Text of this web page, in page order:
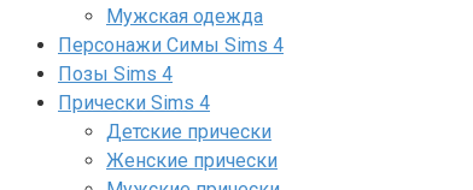
Мужская одежда
Персонажи Симы Sims 4
Позы Sims 4
Прически Sims 4
Детские прически
Женские прически